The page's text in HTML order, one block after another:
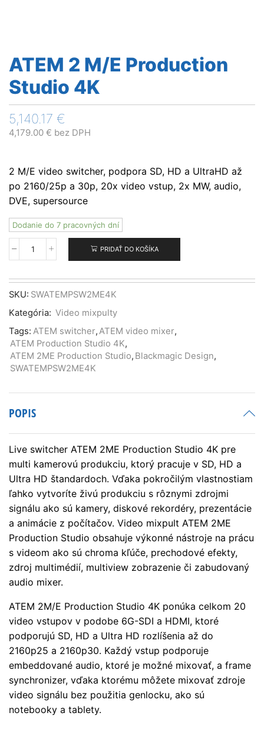
ATEM 2 M/E Production
Studio 4K
5,140.17 €
4,179.00 € bez DPH
2 M/E video switcher, podpora SD, HD a UltraHD až
po 2160/25p a 30p, 20x video vstup, 2x MW, audio,
DVE, supersource
Dodanie do 7 pracovných dní
množstvo
2
M/E
Studio
4K
PRIDAŤ DO KOŠÍKA
SKU: SWATEMPSW2ME4K
Kategória: Video mixpulty
Tags: ATEM switcher,ATEM video mixer,
ATEM Production Studio 4K,
ATEM 2ME Production Studio, Blackmagic Design,
SWATEMPSW2ME4K
POPIS
Live switcher ATEM 2ME Production Studio 4K pre
multi kamerovú produkciu, ktorý pracuje v SD, HD a
Ultra HD štandardoch. Vďaka pokročilým vlastnostiam
ľahko vytvoríte živú produkciu s rôznymi zdrojmi
signálu ako sú kamery, diskové rekordéry, prezentácie
a animácie z počítačov. Video mixpult ATEM 2ME
Production Studio obsahuje výkonné nástroje na prácu
s videom ako sú chroma kľúče, prechodové efekty,
zdroj multimédií, multiview zobrazenie či zabudovaný
audio mixer.
ATEM 2M/E Production Studio 4K ponúka celkom 20
video vstupov v podobe 6G-SDI a HDMI, ktoré
podporujú SD, HD a Ultra HD rozlíšenia až do
2160p25 a 2160p30. Každý vstup podporuje
embeddované audio, ktoré je možné mixovať, a frame
synchronizer, vďaka ktorému môžete mixovať zdroje
video signálu bez použitia genlocku, ako sú
notebooky a tablety.